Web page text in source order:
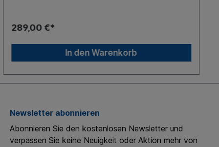
probehalber montierter Produkte, ist
Montage wird nicht gehaftet.
289,00 €*
In den Warenkorb
Newsletter abonnieren
Abonnieren Sie den kostenlosen Newsletter und
verpassen Sie keine Neuigkeit oder Aktion mehr von